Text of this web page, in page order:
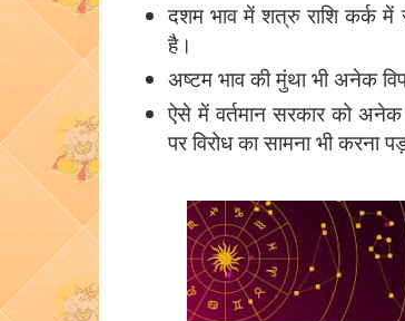
दशम भाव में शत्रु राशि कर्क में
है।
अष्टम भाव की मुंथा भी अनेक
ऐसे में वर्तमान सरकार को
पर विरोध का सामना भी करना